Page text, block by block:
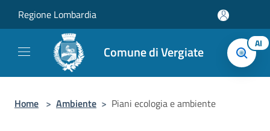
Regione Lombardia
Comune di Vergiate AI
Home > Ambiente > Piani ecologia e ambiente